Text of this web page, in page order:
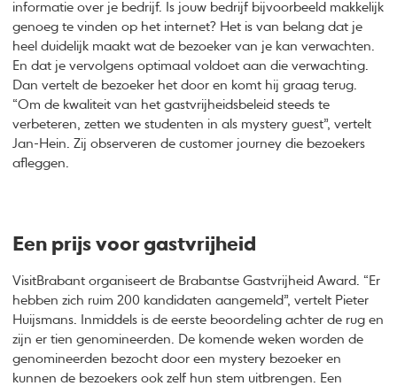
informatie over je bedrijf. Is jouw bedrijf bijvoorbeeld makkelijk
genoeg te vinden op het internet? Het is van belang dat je
heel duidelijk maakt wat de bezoeker van je kan verwachten.
En dat je vervolgens optimaal voldoet aan die verwachting.
Dan vertelt de bezoeker het door en komt hij graag terug.
“Om de kwaliteit van het gastvrijheidsbeleid steeds te
verbeteren, zetten we studenten in als mystery guest”, vertelt
Jan-Hein. Zij observeren de customer journey die bezoekers
afleggen.
Een prijs voor gastvrijheid
VisitBrabant organiseert de Brabantse Gastvrijheid Award. “Er
hebben zich ruim 200 kandidaten aangemeld”, vertelt Pieter
Huijsmans. Inmiddels is de eerste beoordeling achter de rug en
zijn er tien genomineerden. De komende weken worden de
genomineerden bezocht door een mystery bezoeker en
kunnen de bezoekers ook zelf hun stem uitbrengen. Een